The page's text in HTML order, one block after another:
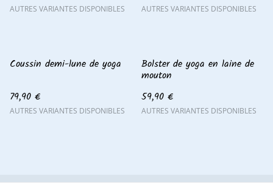
AUTRES VARIANTES DISPONIBLES AUTRES VARIANTES DISPONIBLES
Coussin demi-lune de yoga
79,90 €
AUTRES VARIANTES DISPONIBLES
Bolster de yoga en laine de
mouton
59,90 €
AUTRES VARIANTES DISPONIBLES